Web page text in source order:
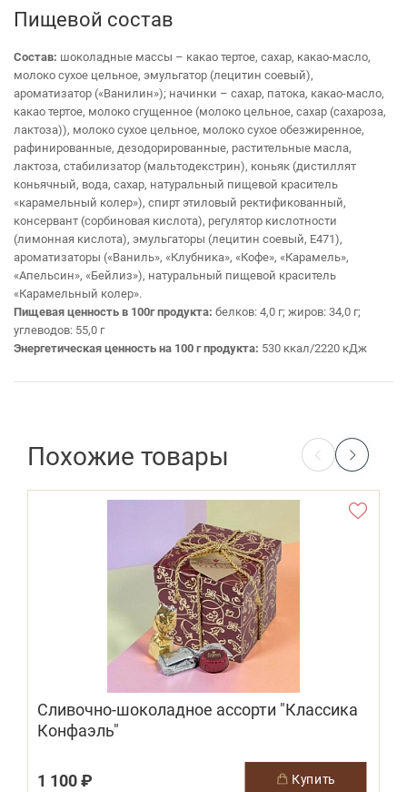
Пищевой состав
Состав: шоколадные массы – какао тертое, сахар, какао-масло,
молоко сухое цельное, эмульгатор (лецитин соевый),
ароматизатор («Ванилин»); начинки – сахар, патока, какао-масло,
какао тертое, молоко сгущенное (молоко цельное, сахар (сахароза,
лактоза)), молоко сухое цельное, молоко сухое обезжиренное,
рафинированные, дезодорированные, растительные масла,
лактоза, стабилизатор (мальтодекстрин), коньяк (дистиллят
коньячный, вода, сахар, натуральный пищевой краситель
«карамельный колер»), спирт этиловый ректификованный,
консервант (сорбиновая кислота), регулятор кислотности
(лимонная кислота), эмульгаторы (лецитин соевый, Е471),
ароматизаторы («Ваниль», «Клубника», «Кофе», «Карамель»,
«Апельсин», «Бейлиз»), натуральный пищевой краситель
«Карамельный колер».
Пищевая ценность в 100г продукта: белков: 4,0 г; жиров: 34,0 г;
углеводов: 55,0 г
Энергетическая ценность на 100 г продукта: 530 ккал/2220 кДж
Похожие товары
Сливочно-шоколадное ассорти "Классика
Конфаэль"
1 100 ₽ купить